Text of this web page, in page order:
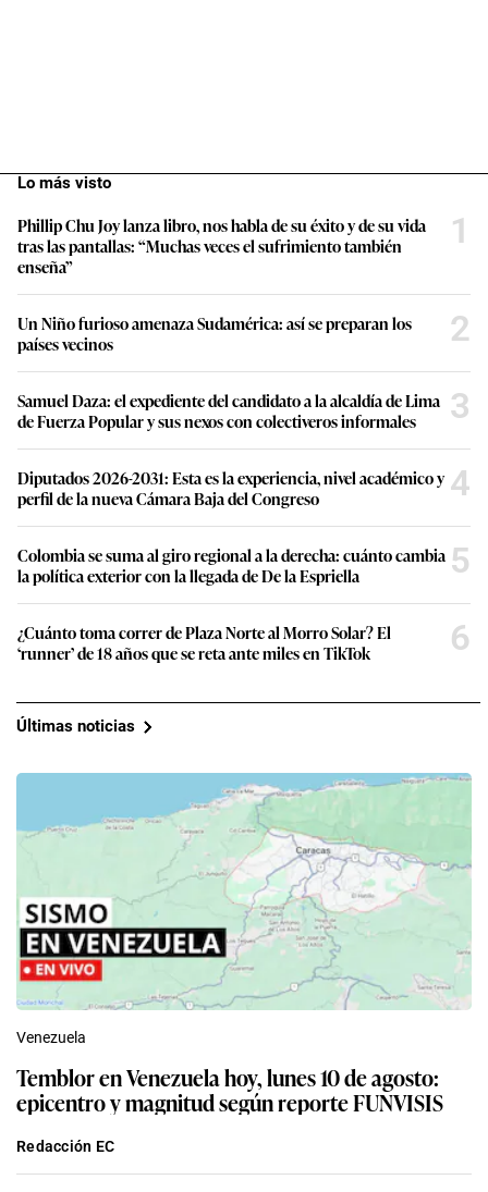
Lo más visto
Phillip Chu Joy lanza libro, nos habla de su éxito y de su vida
tras las pantallas: “Muchas veces el sufrimiento también
enseña”
1
Un Niño furioso amenaza Sudamérica: así se preparan los
países vecinos
2
Samuel Daza: el expediente del candidato a la alcaldía de Lima
de Fuerza Popular y sus nexos con colectiveros informales
3
Diputados 2026-2031: Esta es la experiencia, nivel académico y
perfil de la nueva Cámara Baja del Congreso
4
Colombia se suma al giro regional a la derecha: cuánto cambia
la política exterior con la llegada de De la Espriella
5
¿Cuánto toma correr de Plaza Norte al Morro Solar? El
‘runner’ de 18 años que se reta ante miles en TikTok
6
Últimas noticias
Venezuela
Temblor en Venezuela hoy, lunes 10 de agosto:
epicentro y magnitud según reporte FUNVISIS
Redacción EC